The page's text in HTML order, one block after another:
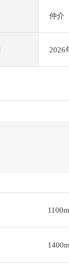
仲介
2026
1100m